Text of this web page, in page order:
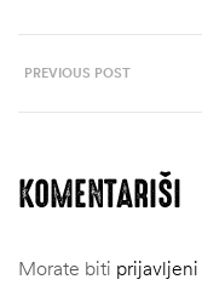
PREVIOUS POST
KOMENTARIŠI
Morate biti prijavljeni